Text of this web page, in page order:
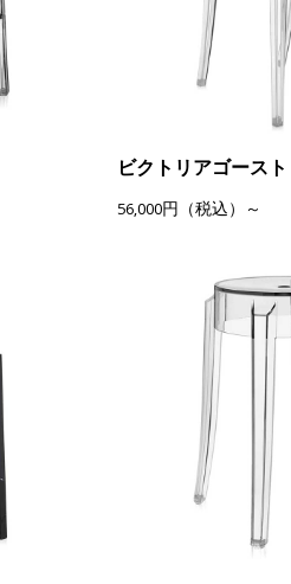
ビクトリアゴースト
56,000円（税込）～